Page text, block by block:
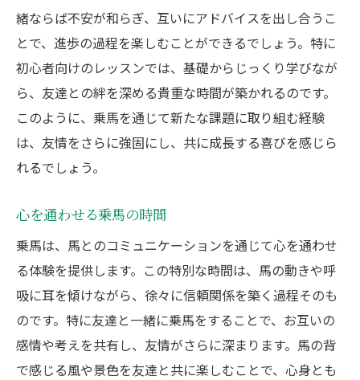
緒ならば不安が和らぎ、互いにアドバイスを出し合うこ
とで、進歩の過程を楽しむことができるでしょう。特に
初心者向けのレッスンでは、基礎からじっくり学びなが
ら、友達との絆を深める貴重な時間が築かれるのです。
このように、乗馬を通じて新たな課題に取り組む経験
は、友情をさらに強固にし、共に成長する喜びを感じら
れるでしょう。
心を通わせる乗馬の時間
乗馬は、馬とのコミュニケーションを通じて心を通わせ
る体験を提供します。この特別な時間は、馬の動きや呼
吸に耳を傾けながら、徐々に信頼関係を築く過程そのも
のです。特に友達と一緒に乗馬をすることで、お互いの
感情や考えを共有し、友情がさらに深まります。馬の背
で感じる風や景色を友達と共に楽しむことで、心身とも